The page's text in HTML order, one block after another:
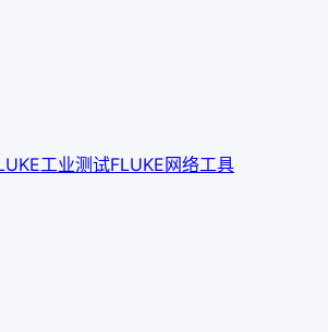
工业测试FLUKE网络工具